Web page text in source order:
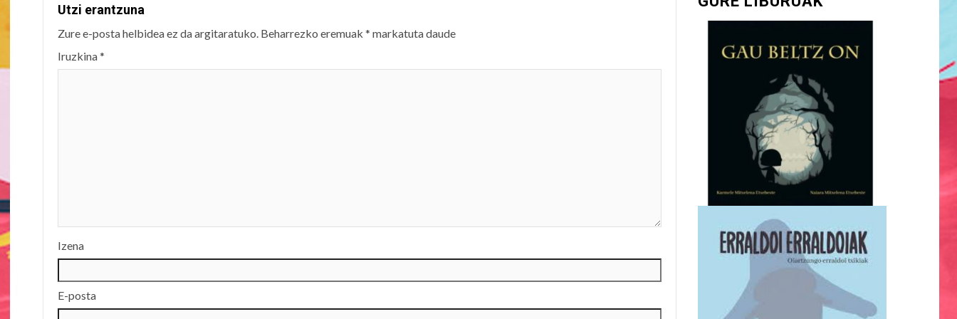
Utzi erantzuna
Zure e-posta helbidea ez da argitaratuko. Beharrezko eremuak * markatuta daude
Iruzkina*
Izena
E-posta